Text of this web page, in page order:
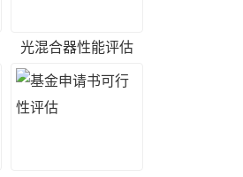
光混合器性能评估